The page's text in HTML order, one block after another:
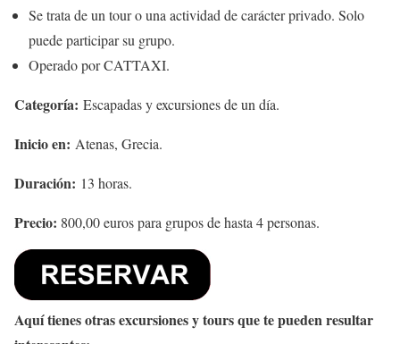
Se trata de un tour o una actividad de carácter privado. Solo
puede participar su grupo.
Operado por CATTAXI.
Categoría: Escapadas y excursiones de un día.
Inicio en: Atenas, Grecia.
Duración: 13 horas.
Precio: 800,00 euros para grupos de hasta 4 personas.
Aquí tienes otras excursiones y tours que te pueden resultar